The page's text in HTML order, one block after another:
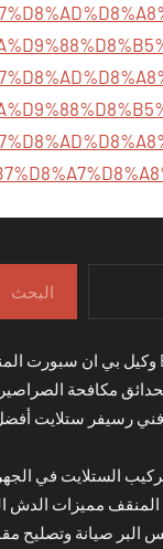
البحث
مكافحة الصراصير
فني رسيفر ستلايت
الستلايت في
مميزات الدش
البر صيانة وتصليح